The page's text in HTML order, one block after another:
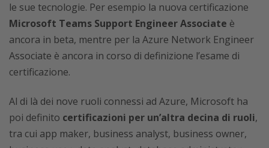
le sue tecnologie. Per esempio la nuova certificazione
Microsoft Teams Support Engineer Associate è
ancora in beta, mentre per la Azure Network Engineer
Associate è ancora in corso di definizione l’esame di
certificazione.
Al di là dei nove ruoli connessi ad Azure, Microsoft ha
poi definito certificazioni per un’altra decina di ruoli,
tra cui app maker, business analyst, business owner,